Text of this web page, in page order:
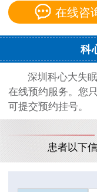
在线咨
科
深圳科心大失
在线预约服务。您
可提交预约挂号。
患者以下